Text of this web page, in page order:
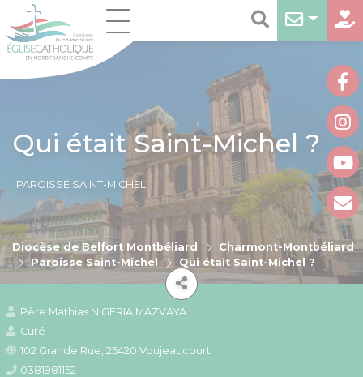
Qui était Saint-Michel ?
PAROISSE SAINT-MICHEL
Diocèse de Belfort Montbéliard
Charmont-Montbéliard
Paroisse Saint-Michel
Qui était Saint-Michel ?
Père Mathias NIGERIA MAZVAYA
Curé
102 Grande Rue, 25420 Voujeaucourt
0381981152